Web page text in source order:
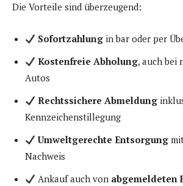
Die Vorteile sind überzeugend:
Sofortzahlung in bar oder per
Kostenfreie Abholung, auch bei
Autos
Rechtssichere Abmeldung
Kennzeichenstillegung
Umweltgerechte Entsorgung
Nachweis
Ankauf auch von abgemeldeten